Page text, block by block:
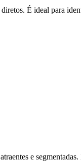
É ideal para
e